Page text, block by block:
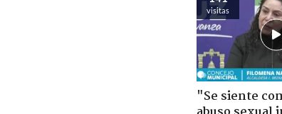
visitas
"Se siente